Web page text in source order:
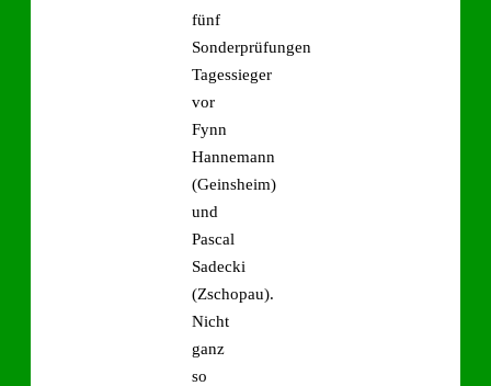
fünf
Sonderprüfungen
Tagessieger
vor
Fynn
Hannemann
(Geinsheim)
und
Pascal
Sadecki
(Zschopau).
Nicht
ganz
so